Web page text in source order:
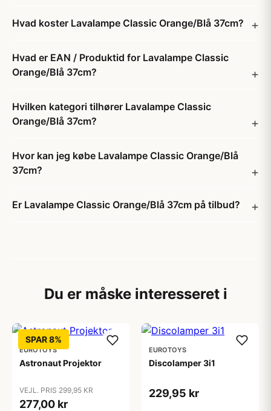
Hvad koster Lavalampe Classic Orange/Blå 37cm?
Hvad er EAN / Produktid for Lavalampe Classic
Orange/Blå 37cm?
Hvilken kategori tilhører Lavalampe Classic
Orange/Blå 37cm?
Hvor kan jeg købe Lavalampe Classic Orange/Blå
37cm?
Er Lavalampe Classic Orange/Blå 37cm på tilbud?
Du er måske interesseret i
SPAR 8%
EUROTOYS
Astronaut Projektor
VEJL. PRIS 299,95 KR
277,00 kr
EUROTOYS
Discolamper 3i1
229,95 kr